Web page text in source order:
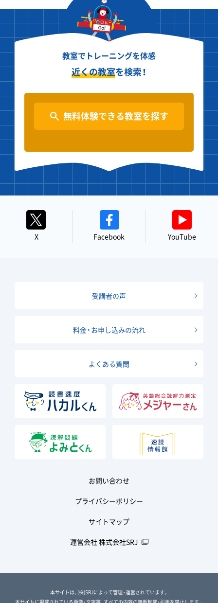
教室でトレーニングを体感
近くの教室を検索！
無料体験できる教室を探す
X Facebook YouTube
受講者の声
料金・お申し込みの流れ
よくある質問
お問い合わせ
プライバシーポリシー
サイトマップ
運営会社 株式会社SRJ
本サイトは、(株)SRJによって管理・運営されています。